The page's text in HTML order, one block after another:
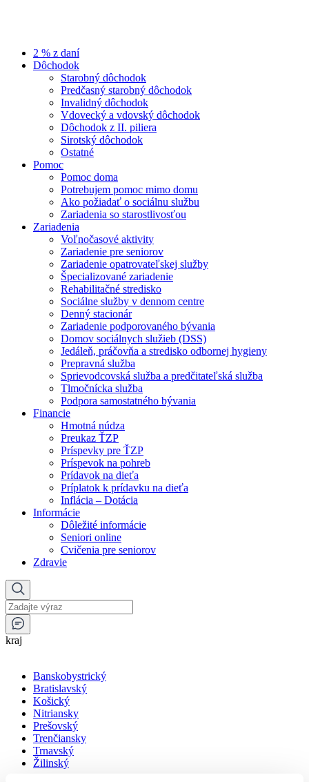
2 % z daní
Dôchodok
Starobný dôchodok
Predčasný starobný dôchodok
Invalidný dôchodok
Vdovecký a vdovský dôchodok
Dôchodok z II. piliera
Sirotský dôchodok
Ostatné
Pomoc
Pomoc doma
Potrebujem pomoc mimo domu
Ako požiadať o sociálnu službu
Zariadenia so starostlivosťou
Zariadenia
Voľnočasové aktivity
Zariadenie pre seniorov
Zariadenie opatrovateľskej služby
Špecializované zariadenie
Rehabilitačné stredisko
Sociálne služby v dennom centre
Denný stacionár
Zariadenie podporovaného bývania
Domov sociálnych služieb (DSS)
Jedáleň, práčovňa a stredisko odbornej hygieny
Prepravná služba
Sprievodcovská služba a predčitateľská služba
Tlmočnícka služba
Podpora samostatného bývania
Financie
Hmotná núdza
Preukaz ŤZP
Príspevky pre ŤZP
Príspevok na pohreb
Prídavok na dieťa
Príplatok k prídavku na dieťa
Inflácia – Dotácia
Informácie
Dôležité informácie
Seniori online
Cvičenia pre seniorov
Zdravie
kraj
Banskobystrický
Bratislavský
Košický
Nitriansky
Prešovský
Trenčiansky
Trnavský
Žilinský